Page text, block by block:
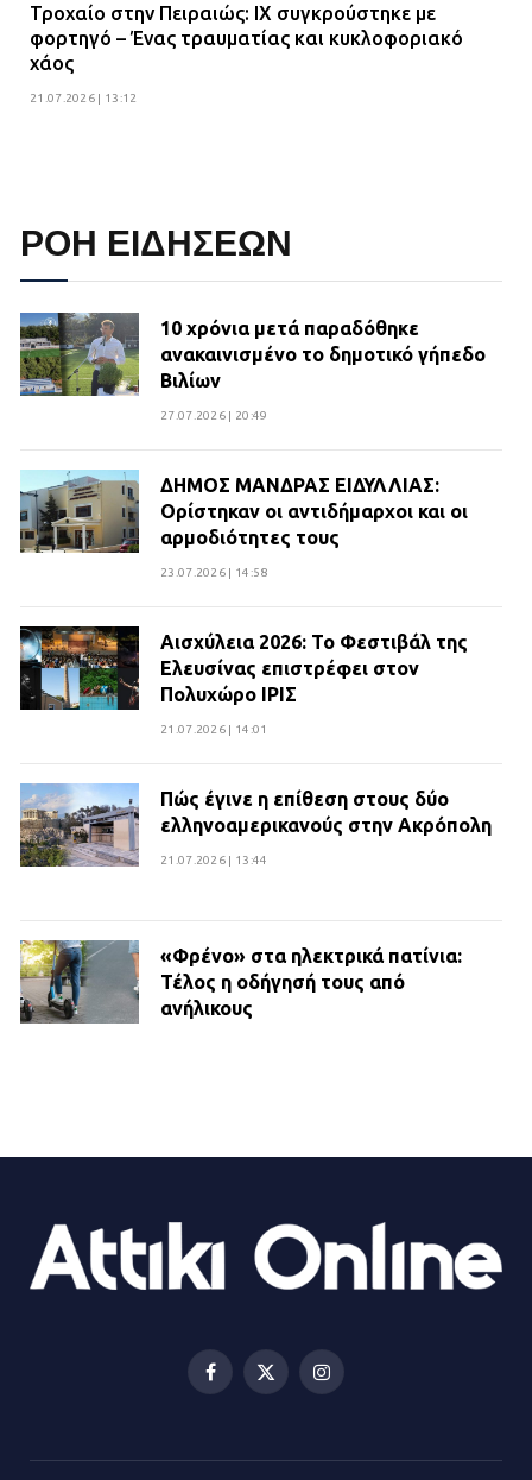
Τροχαίο στην Πειραιώς: ΙΧ συγκρούστηκε με
φορτηγό – Ένας τραυματίας και κυκλοφοριακό
χάος
21.07.2026 | 13:12
ΡΟΗ ΕΙΔΗΣΕΩΝ
10 χρόνια μετά παραδόθηκε
ανακαινισμένο το δημοτικό γήπεδο
Βιλίων
27.07.2026 | 20:49
ΔΗΜΟΣ ΜΑΝΔΡΑΣ ΕΙΔΥΛΛΙΑΣ:
Ορίστηκαν οι αντιδήμαρχοι και οι
αρμοδιότητες τους
23.07.2026 | 14:58
Αισχύλεια 2026: Το Φεστιβάλ της
Ελευσίνας επιστρέφει στον
Πολυχώρο ΙΡΙΣ
21.07.2026 | 14:01
Πώς έγινε η επίθεση στους δύο
ελληνοαμερικανούς στην Ακρόπολη
21.07.2026 | 13:44
«Φρένο» στα ηλεκτρικά πατίνια:
Τέλος η οδήγησή τους από
ανήλικους
Βριλήσσια: Αυτοκίνητο έσπασε
τζαμαρία και μπήκε μέσα σε μαγαζί
Facebook
X
Instagram